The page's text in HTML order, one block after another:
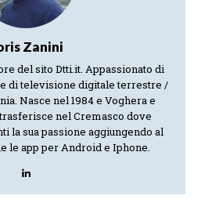
Zanini
del sito Dtti.it. Appassionato di
di televisione digitale terrestre /
Nasce nel 1984 e Voghera e
nel Cremasco dove
la sua passione aggiungendo al
le app per Android e Iphone.